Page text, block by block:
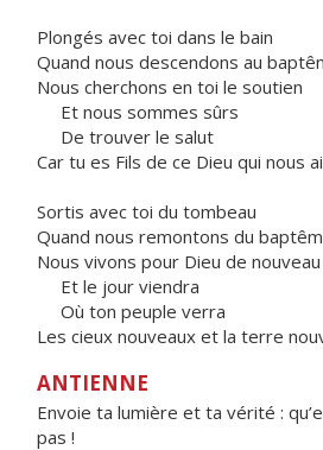
Plongés avec toi dans le bain
Quand nous descendons au
Nous cherchons en toi le soutien
Et nous sommes sûrs
De trouver le salut
Car tu es Fils de ce Dieu qui nous
Sortis avec toi du tombeau
Quand nous remontons du
Nous vivons pour Dieu de nouveau
Et le jour viendra
Où ton peuple verra
Les cieux nouveaux et la terre
ANTIENNE
Envoie ta lumière et ta vérité :
pas !